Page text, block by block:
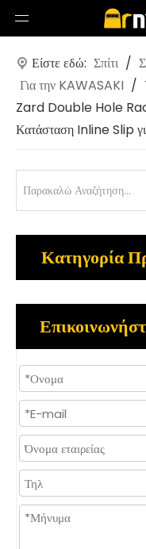
Είστε εδώ: Σπίτι /
Για την KAWASAKI /
Zard Double Hole
Κατάσταση Inline Slip
Κατηγορία